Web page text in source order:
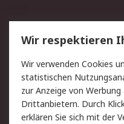
Service
Value Added Services
Rücksendungen
Hilfe
Rechtliches
Wir respektieren
Wir verwenden Cookies
statistischen
zur Anzeige von
Drittanbietern. Durch
erklären Sie sich mit der